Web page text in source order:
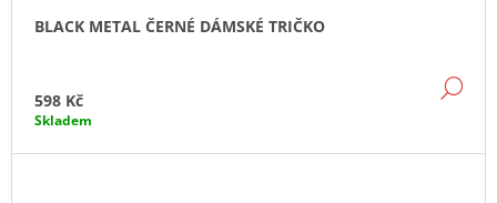
BLACK METAL ČERNÉ DÁMSKÉ TRIČKO
598 Kč
Skladem